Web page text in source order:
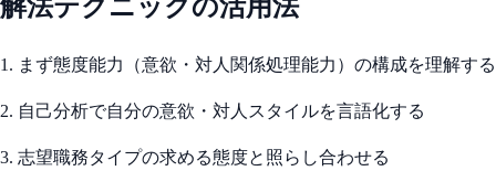
解法テクニックの活用法
1. まず態度能力（意欲・対人関係処理能力）の構成を理解する
2. 自己分析で自分の意欲・対人スタイルを言語化する
3. 志望職務タイプの求める態度と照らし合わせる